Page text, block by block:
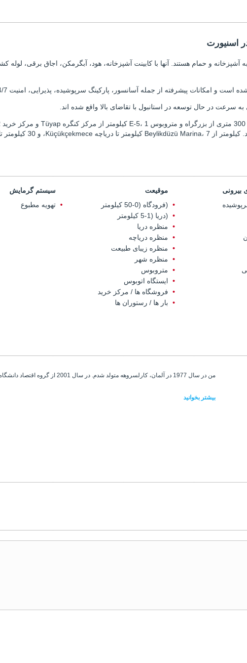
اسنیورت
آشپزخانه و حمام هستند. آنها با کابینت آشپزخانه، هود، آبگرمکن، اجاق برقی،
در حال توسعه در استانبول با تقاضای بالا واقع شده اند.
بیرونی
موقیعت
(فرودگاه (0-50 کیلومتر
(دریا (1-5 کیلومتر
منظره دریا
منظره دریاچه
منظره زیبای طبیعت
منظره شهر
متروبوس
ایستگاه اتوبوس
فروشگاه ها / مرکز خرید
بار ها / رستوران ها
سیستم گرمایش
تهویه مطبوع
من در سال 1977 در آلمان، کارلسروهه متولد شدم. در سال 2001 از گروه اقتصاد دانشگاه آکدنیز آنتالیا فارغ ...
بیشتر بخوانید